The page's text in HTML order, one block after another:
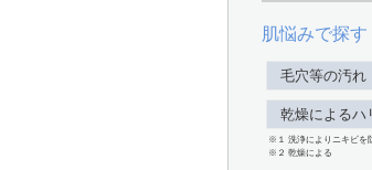
肌悩みで探す
毛穴等の汚
乾燥によるハ
※１ 洗浄によりニキビを
※２ 乾燥による